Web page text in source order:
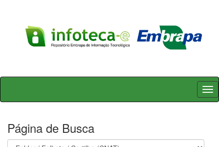
Skip
Página de Busca